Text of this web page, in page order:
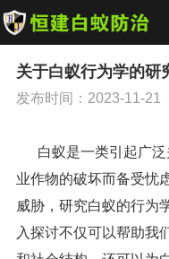
关于白蚁行为学的研
发布时间：2023-11-21
白蚁是一类引起广泛
业作物的破坏而备受忧
威胁，研究白蚁的行为
入探讨不仅可以帮助我